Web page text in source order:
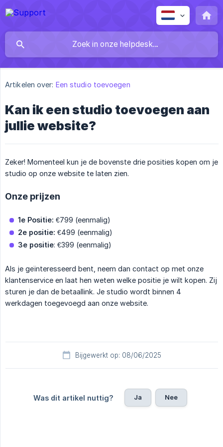
Artikelen over: Een studio toevoegen
Kan ik een studio toevoegen aan
jullie website?
Zeker! Momenteel kun je de bovenste drie posities kopen om je
studio op onze website te laten zien.
Onze prijzen
1e Positie: €799 (eenmalig)
2e positie: €499 (eenmalig)
3e positie: €399 (eenmalig)
Als je geïnteresseerd bent, neem dan contact op met onze
klantenservice en laat hen weten welke positie je wilt kopen. Zij
sturen je dan de betaallink. Je studio wordt binnen 4
werkdagen toegevoegd aan onze website.
Bijgewerkt op: 08/06/2025
Was dit artikel nuttig? Ja Nee